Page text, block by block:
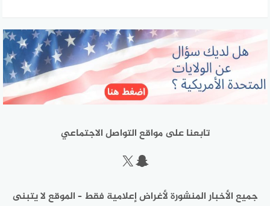
تابعنا على مواقع التواصل الاجتماعي
سناب شات
إكس
جميع الأخبار المنشورة لأغراض إعلامية فقط – الموقع لا يتبنى